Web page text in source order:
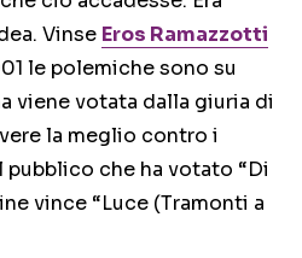
Vinse Eros Ramazzotti
le polemiche sono su
viene votata dalla giuria di
la meglio contro i
che ha votato “Di
vince “Luce (Tramonti a